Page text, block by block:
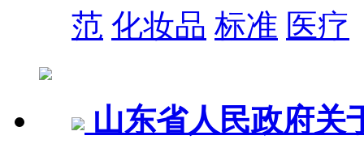
范 化妆品 标准 医疗
山东省人民政府关